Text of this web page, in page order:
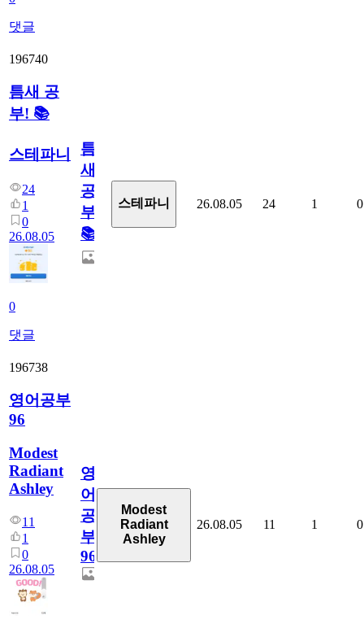
댓글
196740
틈새 공
부! 📚
스테파니
24
1
0
26.08.05
0
댓글
틈
새
공
부!
📚
스테파니 26.08.05 24 1 0
196738
영어공부
96
Modest
Radiant
Ashley
11
1
0
26.08.05
영
어
공
부
96
Modest
Radiant
Ashley
26.08.05 11 1 0